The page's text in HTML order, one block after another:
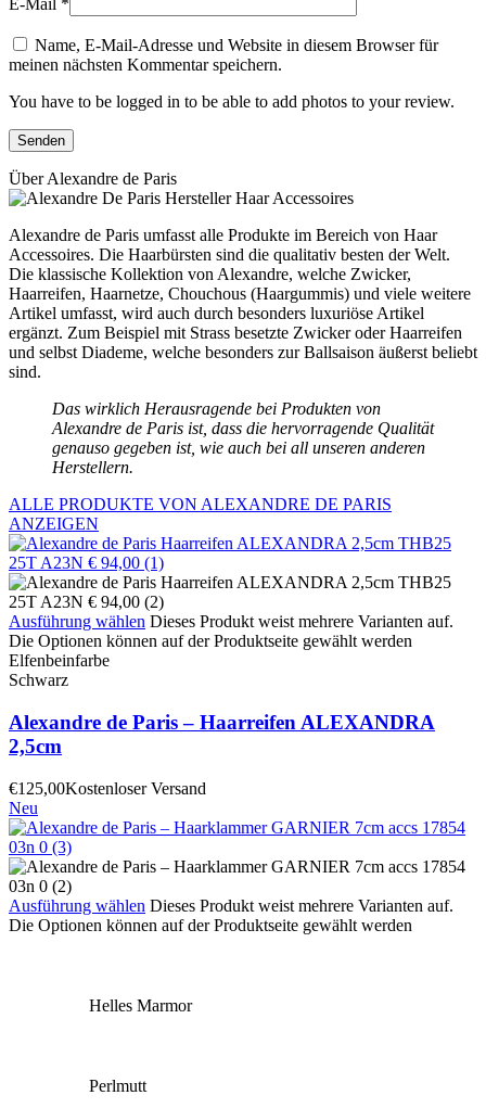
E-Mail *
Name, E-Mail-Adresse und Website in diesem Browser für
meinen nächsten Kommentar speichern.
You have to be logged in to be able to add photos to your review.
Über Alexandre de Paris
Alexandre de Paris umfasst alle Produkte im Bereich von Haar
Accessoires. Die Haarbürsten sind die qualitativ besten der Welt.
Die klassische Kollektion von Alexandre, welche Zwicker,
Haarreifen, Haarnetze, Chouchous (Haargummis) und viele weitere
Artikel umfasst, wird auch durch besonders luxuriöse Artikel
ergänzt. Zum Beispiel mit Strass besetzte Zwicker oder Haarreifen
und selbst Diademe, welche besonders zur Ballsaison äußerst beliebt
sind.
Das wirklich Herausragende bei Produkten von
Alexandre de Paris ist, dass die hervorragende Qualität
genauso gegeben ist, wie auch bei all unseren anderen
Herstellern.
ALLE PRODUKTE VON ALEXANDRE DE PARIS
ANZEIGEN
Ausführung wählen Dieses Produkt weist mehrere Varianten auf.
Die Optionen können auf der Produktseite gewählt werden
Elfenbeinfarbe
Schwarz
Alexandre de Paris – Haarreifen ALEXANDRA
2,5cm
€125,00Kostenloser Versand
Neu
Ausführung wählen Dieses Produkt weist mehrere Varianten auf.
Die Optionen können auf der Produktseite gewählt werden
Helles Marmor
Perlmutt